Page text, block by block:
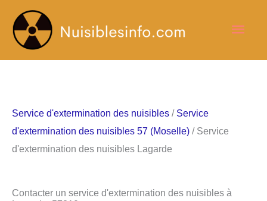
contenu
Service d'extermination des nuisibles / Service
d'extermination des nuisibles 57 (Moselle) / Service
d'extermination des nuisibles Lagarde
Contacter un service d'extermination des nuisibles à